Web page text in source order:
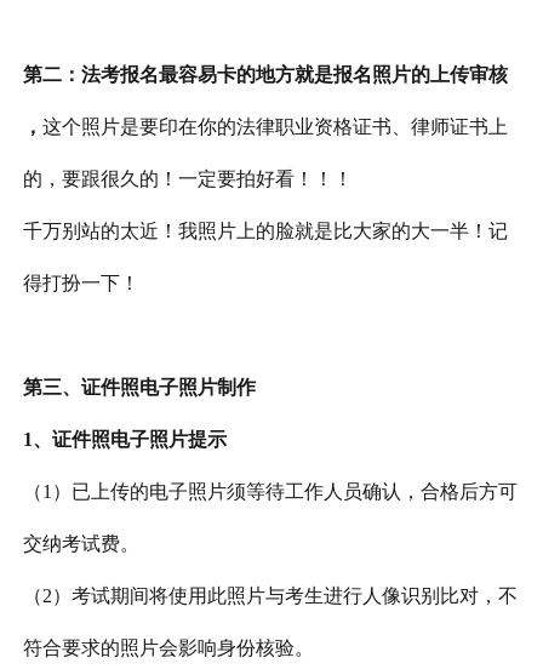
第二：法考报名最容易卡的地方就是报名照片的上传审核
，这个照片是要印在你的法律职业资格证书、律师证书上
的，要跟很久的！一定要拍好看！！！
千万别站的太近！我照片上的脸就是比大家的大一半！记
得打扮一下！
第三、证件照电子照片制作
1、证件照电子照片提示
（1）已上传的电子照片须等待工作人员确认，合格后方可
交纳考试费。
（2）考试期间将使用此照片与考生进行人像识别比对，不
符合要求的照片会影响身份核验。